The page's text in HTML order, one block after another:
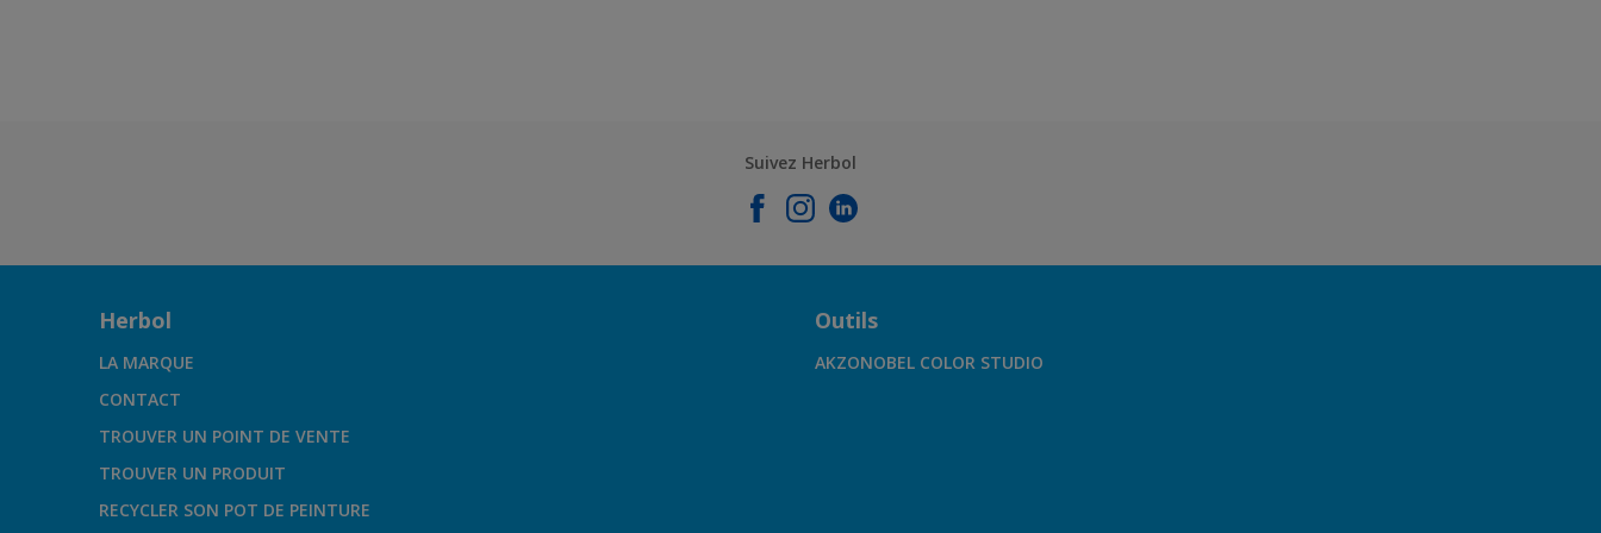
Suivez Herbol
Herbol
LA MARQUE
CONTACT
TROUVER UN POINT DE VENTE
TROUVER UN PRODUIT
RECYCLER SON POT DE PEINTURE
Outils
AKZONOBEL COLOR STUDIO